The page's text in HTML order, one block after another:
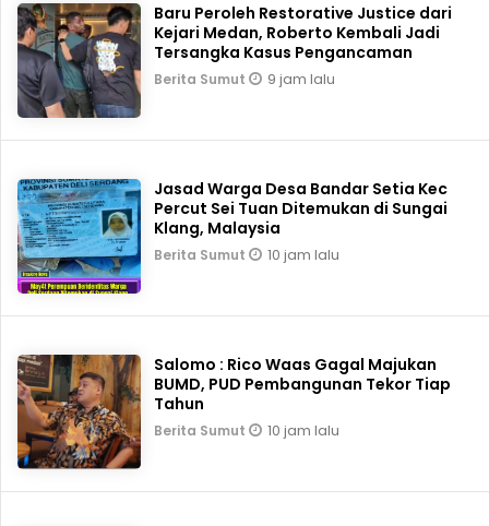
Baru Peroleh Restorative Justice dari
Kejari Medan, Roberto Kembali Jadi
Tersangka Kasus Pengancaman
Berita Sumut 9 jam lalu
Jasad Warga Desa Bandar Setia Kec
Percut Sei Tuan Ditemukan di Sungai
Klang, Malaysia
Berita Sumut 10 jam lalu
Salomo : Rico Waas Gagal Majukan
BUMD, PUD Pembangunan Tekor Tiap
Tahun
Berita Sumut 10 jam lalu